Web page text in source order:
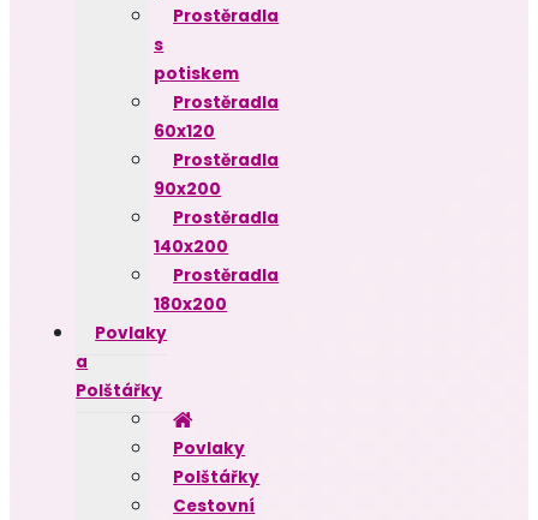
Prostěradla
s
potiskem
Prostěradla
60x120
Prostěradla
90x200
Prostěradla
140x200
Prostěradla
180x200
Povlaky
a
Polštářky
Povlaky
Polštářky
Cestovní